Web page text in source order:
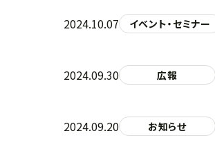
2024.10.07 イベント・セミナー
2024.09.30 広報
2024.09.20 お知らせ